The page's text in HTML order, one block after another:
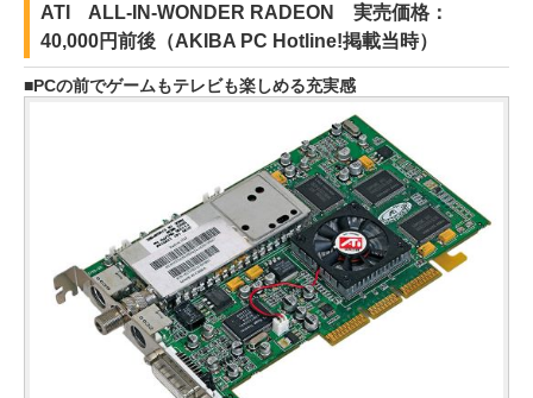
ATI ALL-IN-WONDER RADEON 実売価格：
40,000円前後（AKIBA PC Hotline!掲載当時）
PCの前でゲームもテレビも楽しめる充実感